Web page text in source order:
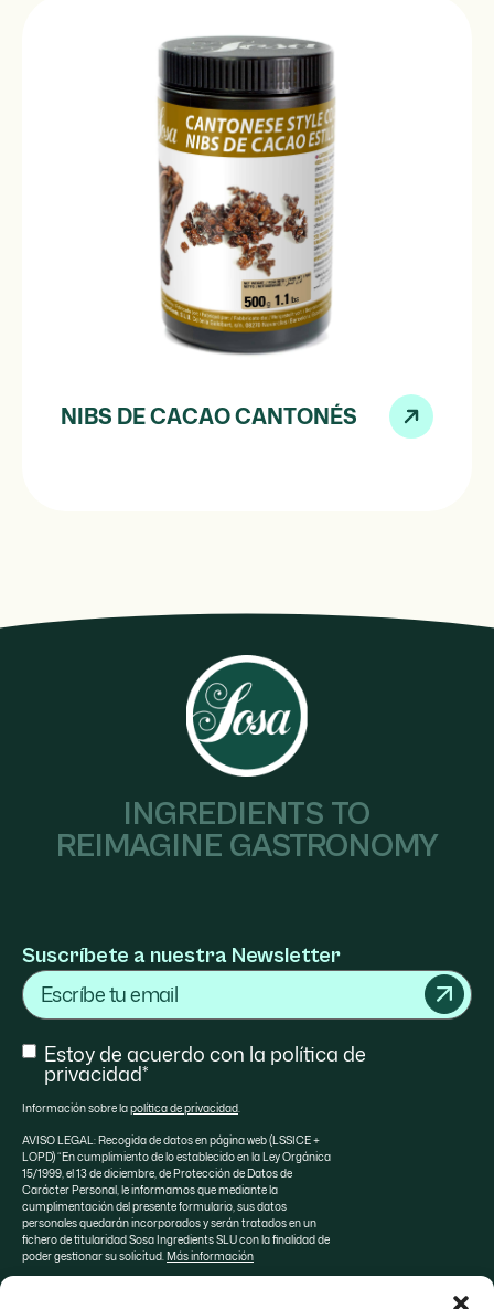
NIBS DE CACAO CANTONÉS
INGREDIENTS TO
REIMAGINE GASTRONOMY
Suscríbete a nuestra Newsletter
Email
Consent
Estoy de acuerdo con la política de
privacidad*
Información sobre lapolítica de privacidad
AVISO LEGAL: Recogida de datos en página web (LSSICE +
LOPD) “En cumplimiento de lo establecido en la Ley Orgánica
15/1999, el 13 de diciembre, de Protección de Datos de
Carácter Personal, le informamos que mediante la
cumplimentación del presente formulario, sus datos
personales quedarán incorporados y serán tratados en un
fichero de titularidad Sosa Ingredients SLU con la finalidad de
poder gestionar su solicitud.Más información